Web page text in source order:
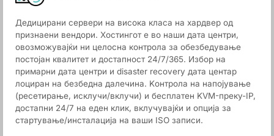
Дедицирани сервери на висока класа на хардвер од
признаени вендори. Хостингот е во наши дата центри,
овозможувајќи ни целосна контрола за обезбедување
постојан квалитет и достапност 24/7/365. Избор на
примарни дата центри и disaster recovery дата центар
лоциран на безбедна далечина. Kонтрола на напојување
(ресетирање, исклучи/вклучи) и бесплатен KVM-преку-IP,
достапни 24/7 на еден клик, вклучувајќи и опција за
стартување/инсталација на ваши ISO записи.